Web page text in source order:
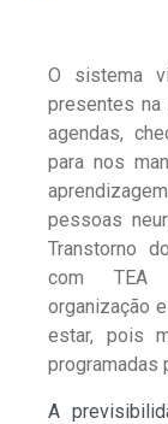
O sistema
presentes
agendas,
para nos
pessoas
Transtorno
com TEA
organização
estar, pois
programadas
A